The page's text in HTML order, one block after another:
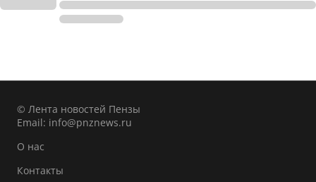
© Лента новостей Пензы
Email: info@pnznews.ru
О нас
Контакты